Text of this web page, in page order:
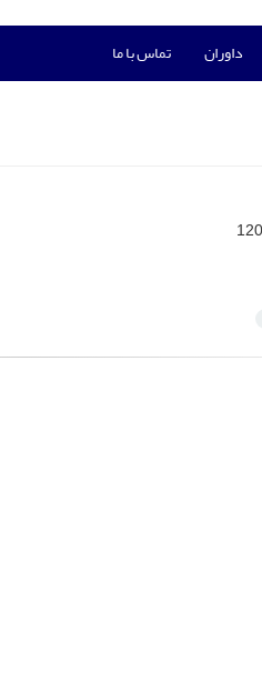
داوران تماس با ما